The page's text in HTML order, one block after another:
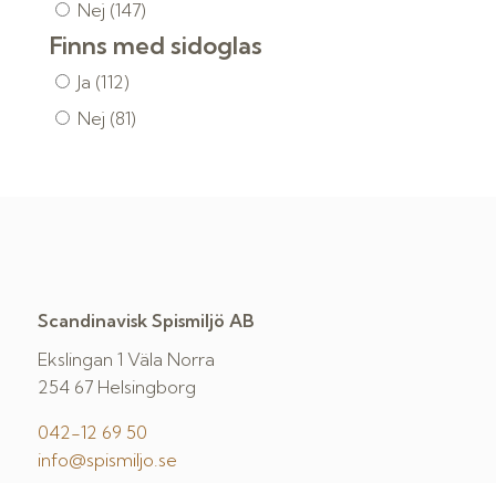
Nej (147)
Finns med sidoglas
Ja (112)
Nej (81)
Scandinavisk Spismiljö AB
Ekslingan 1 Väla Norra
254 67 Helsingborg
042-12 69 50
info@spismiljo.se